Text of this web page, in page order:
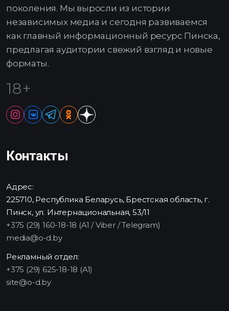
поколения. Мы выросли из истории
независимых медиа и сегодня развиваемся
как главный информационный ресурс Пинска,
предлагая аудитории свежий взгляд и новые
форматы.
18+
Контакты
Адрес:
225710, Республика Беларусь, Брестская область, г.
Пинск, ул. Интернациональная, 53/11
+375 (29) 160-18-18 (A1 / Viber / Telegram)
media@o-d.by
Рекламный отдел:
+375 (29) 625-18-18 (A1)
site@o-d.by